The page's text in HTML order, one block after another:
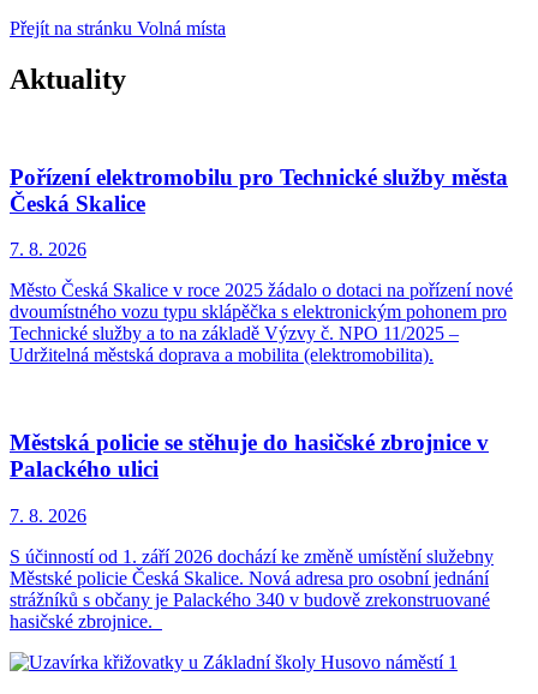
Přejít na stránku Volná místa
Aktuality
Pořízení elektromobilu pro Technické služby města
Česká Skalice
7. 8. 2026
Město Česká Skalice v roce 2025 žádalo o dotaci na pořízení nové
dvoumístného vozu typu sklápěčka s elektronickým pohonem pro
Technické služby a to na základě Výzvy č. NPO 11/2025 –
Udržitelná městská doprava a mobilita (elektromobilita).
Městská policie se stěhuje do hasičské zbrojnice v
Palackého ulici
7. 8. 2026
S účinností od 1. září 2026 dochází ke změně umístění služebny
Městské policie Česká Skalice. Nová adresa pro osobní jednání
strážníků s občany je Palackého 340 v budově zrekonstruované
hasičské zbrojnice.